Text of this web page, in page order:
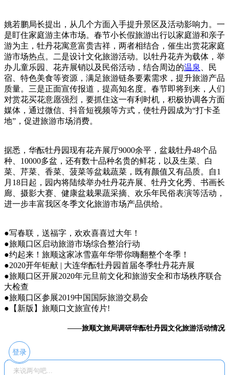
姚若鹏局长提出，从几个方面入手提升景区及活动影响力。一
是盯住家庭游主体市场。春节小长假旅游出行以家庭游和亲子
游为主，牡丹花寓意富贵吉祥，两者相结合，催生出赏花家庭
游市场热点。二是设计文化旅游活动。以牡丹花卉为载体，举
办儿童乐园、花卉展销以及民俗活动，结合周边的温泉
、民
宿、特色美食等资源，满足旅游链条要素需求，提升旅游产品
质量。三是正面宣传报道，提高知名度。春节即将到来，人们
对赏花买花意愿强烈，要抓住这一有利时机，积极协调各方面
媒体，通过微信、抖音短视频等方式，使牡丹园成为“打卡圣
地”，促进旅游市场消费。
据悉，华酝牡丹园现有花卉展厅9000余平，盆栽牡丹48个品
种、10000多盆，还有数十品种名贵的鲜花，以及生菜、白
菜、芹菜、香菜、菠菜等盆栽蔬菜，既有颜值又有品质。自1
月18日起，园内将陆续举办牡丹花卉展、牡丹文化秀、书画长
廊、摄影大赛、健康盆栽果蔬采摘、欢乐年民俗表演等活动，
进一步丰富我区冬季文化旅游市场产品供给。
●写春联，送福字，欢欢喜喜过大年！
●旅顺口区启动旅游市场综合整治行动
●约起来！旅顺这家冰雪嘉年华带你嗨翻整个冬季！
●2020开年钜献 | 大连华酝牡丹园首届冬季牡丹花卉展
●旅顺口区开展2020年元旦前文化和旅游安全和市场秩序联合
大检查
●旅顺口区参展2019中国国际旅游交易会
●【新版】旅顺口文旅宣传片!
——旅顺文旅局调研华酝牡丹园文化旅游活动情况
登录